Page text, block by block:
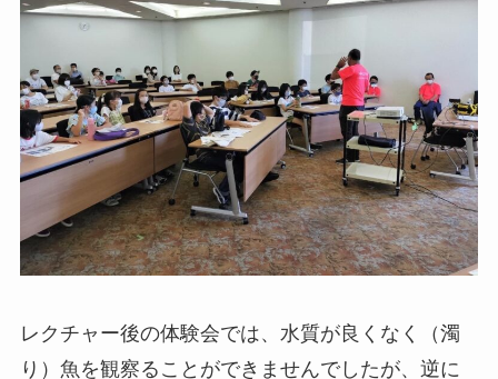
レクチャー後の体験会では、水質が良くなく（濁
り）魚を観察ることができませんでしたが、逆に